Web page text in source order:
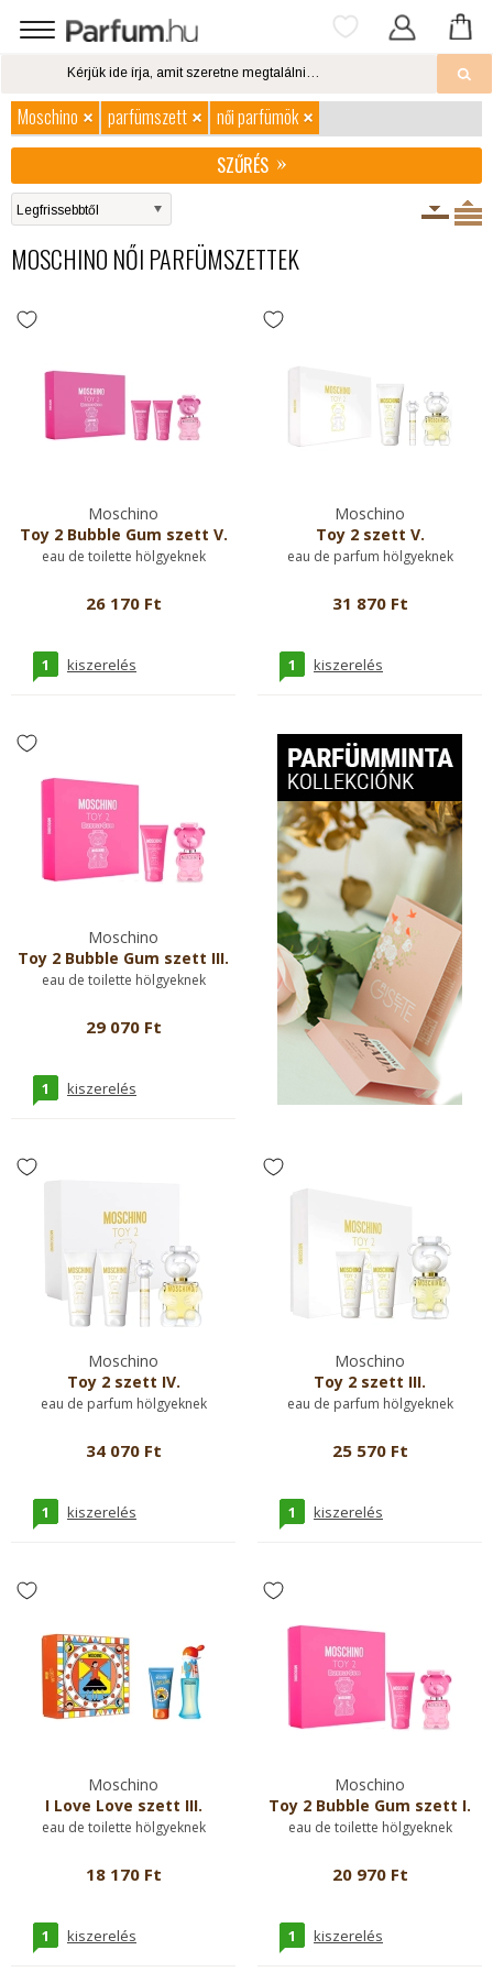
Moschino parfümszett
női parfümök
SZŰRÉS
MOSCHINO NŐI PARFÜMSZETTEK
Moschino
Toy 2 Bubble Gum szett V.
eau de toilette hölgyeknek
26 170 Ft
1 kiszerelés
Moschino
Toy 2 szett V.
eau de parfum hölgyeknek
31 870 Ft
1 kiszerelés
Moschino
Toy 2 Bubble Gum szett III.
eau de toilette hölgyeknek
29 070 Ft
1 kiszerelés
Moschino
Toy 2 szett IV.
eau de parfum hölgyeknek
34 070 Ft
1 kiszerelés
Moschino
Toy 2 szett III.
eau de parfum hölgyeknek
25 570 Ft
1 kiszerelés
Moschino
I Love Love szett III.
eau de toilette hölgyeknek
18 170 Ft
1 kiszerelés
Moschino
Toy 2 Bubble Gum szett I.
eau de toilette hölgyeknek
20 970 Ft
1 kiszerelés